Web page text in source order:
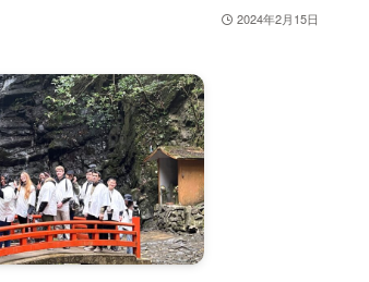
2024年2月15日